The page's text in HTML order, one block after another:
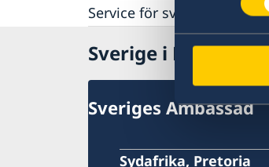
Ambassadens
Aktuella händelser
Allmänna säkerhetsläget
Terrorism
Naturförhållanden och
In- och utresebestämmelser
Hälso- och sjukvård
Kriminalitet och personlig
Service för svenska företag
Business Sweden
Handel med Botwana
Sverige i Botswana
Sveriges Ambassad
Sydafrika, Pretoria